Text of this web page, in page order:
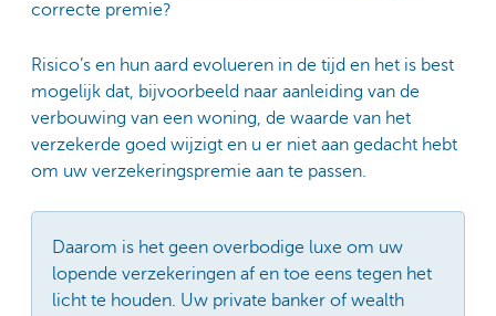
correcte premie?
Risico’s en hun aard evolueren in de tijd en het is best
mogelijk dat, bijvoorbeeld naar aanleiding van de
verbouwing van een woning, de waarde van het
verzekerde goed wijzigt en u er niet aan gedacht hebt
om uw verzekeringspremie aan te passen.
Daarom is het geen overbodige luxe om uw
lopende verzekeringen af en toe eens tegen het
licht te houden. Uw private banker of wealth